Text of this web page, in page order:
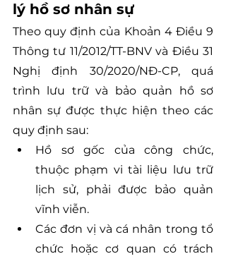
lý hồ sơ nhân sự
Theo quy định của Khoản 4 Điều 9
Thông tư 11/2012/TT-BNV và Điều 31
Nghị định 30/2020/NĐ-CP, quá
trình lưu trữ và bảo quản hồ sơ
nhân sự được thực hiện theo các
quy định sau:
Hồ sơ gốc của công chức,
thuộc phạm vi tài liệu lưu trữ
lịch sử, phải được bảo quản
vĩnh viễn.
Các đơn vị và cá nhân trong tổ
chức hoặc cơ quan có trách